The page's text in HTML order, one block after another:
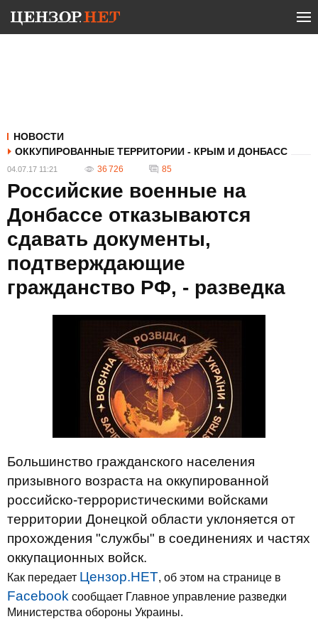
НОВОСТИ
ОККУПИРОВАННЫЕ ТЕРРИТОРИИ - КРЫМ И ДОНБАСС
04.07.17 11:21 36 726 85
Российские военные на
Донбассе отказываются
сдавать документы,
подтверждающие
гражданство РФ, - разведка
Большинство гражданского населения
призывного возраста на оккупированной
российско-террористическими войсками
территории Донецкой области уклоняется от
прохождения "службы" в соединениях и частях
оккупационных войск.
Как передает Цензор.НЕТ, об этом на странице в
Facebook сообщает Главное управление разведки
Министерства обороны Украины.